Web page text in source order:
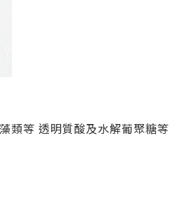
類等 透明質酸及水解葡聚糖等